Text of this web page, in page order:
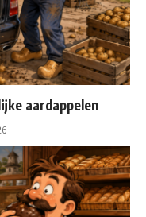
aardappelen